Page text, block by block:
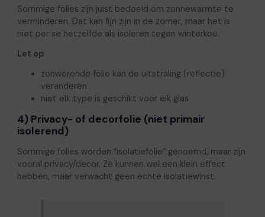
Sommige folies zijn juist bedoeld om zonnewarmte te
verminderen. Dat kan fijn zijn in de zomer, maar het is
niet per se hetzelfde als isoleren tegen winterkou.
Let op
zonwerende folie kan de uitstraling (reflectie)
veranderen
niet elk type is geschikt voor elk glas
4) Privacy- of decorfolie (niet primair
isolerend)
Sommige folies worden “isolatiefolie” genoemd, maar zijn
vooral privacy/decor. Ze kunnen wel een klein effect
hebben, maar verwacht geen echte isolatiewinst.